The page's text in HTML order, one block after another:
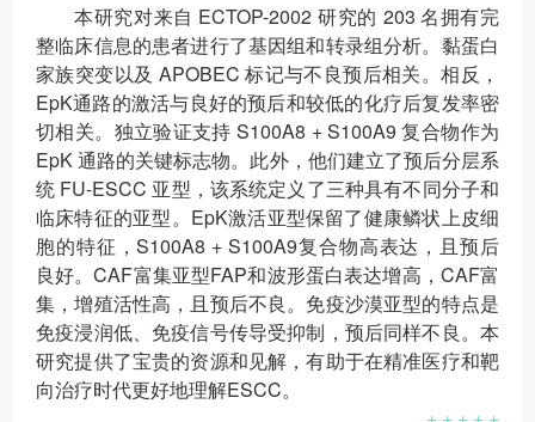
本研究对来自 ECTOP-2002 研究的 203 名拥有完
整临床信息的患者进行了基因组和转录组分析。黏蛋白
家族突变以及 APOBEC 标记与不良预后相关。相反，
EpK通路的激活与良好的预后和较低的化疗后复发率密
切相关。独立验证支持 S100A8 + S100A9 复合物作为
EpK 通路的关键标志物。此外，他们建立了预后分层系
统 FU-ESCC 亚型，该系统定义了三种具有不同分子和
临床特征的亚型。EpK激活亚型保留了健康鳞状上皮细
胞的特征，S100A8 + S100A9复合物高表达，且预后
良好。CAF富集亚型FAP和波形蛋白表达增高，CAF富
集，增殖活性高，且预后不良。免疫沙漠亚型的特点是
免疫浸润低、免疫信号传导受抑制，预后同样不良。本
研究提供了宝贵的资源和见解，有助于在精准医疗和靶
向治疗时代更好地理解ESCC。